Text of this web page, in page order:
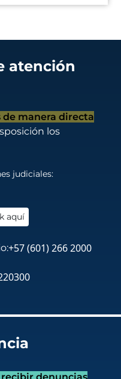
atención
de manera directa
los
judiciales:
aquí
+57 (601) 266 2000